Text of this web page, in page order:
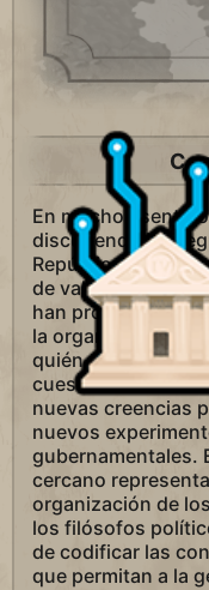
En muchos
discutiendo la
República": ¿cuál
de valores y
han provocado
la organización de
quién y cuánta
cuestiones de
nuevas creencias
nuevos
gubernamentales.
cercano
organización de
los filósofos
de codificar las
que permitan a la